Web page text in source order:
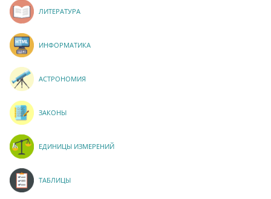
ЛИТЕРАТУРА
ИНФОРМАТИКА
АСТРОНОМИЯ
ЗАКОНЫ
ЕДИНИЦЫ ИЗМЕРЕНИЙ
ТАБЛИЦЫ